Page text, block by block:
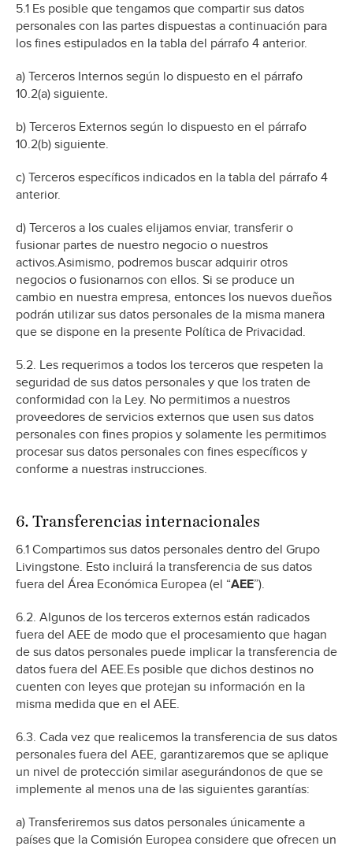
5.1 Es posible que tengamos que compartir sus datos
personales con las partes dispuestas a continuación para
los fines estipulados en la tabla del párrafo 4 anterior.
a) Terceros Internos según lo dispuesto en el párrafo
10.2(a) siguiente.
b) Terceros Externos según lo dispuesto en el párrafo
10.2(b) siguiente.
c) Terceros específicos indicados en la tabla del párrafo 4
anterior.
d) Terceros a los cuales elijamos enviar, transferir o
fusionar partes de nuestro negocio o nuestros
activos.Asimismo, podremos buscar adquirir otros
negocios o fusionarnos con ellos. Si se produce un
cambio en nuestra empresa, entonces los nuevos dueños
podrán utilizar sus datos personales de la misma manera
que se dispone en la presente Política de Privacidad.
5.2. Les requerimos a todos los terceros que respeten la
seguridad de sus datos personales y que los traten de
conformidad con la Ley. No permitimos a nuestros
proveedores de servicios externos que usen sus datos
personales con fines propios y solamente les permitimos
procesar sus datos personales con fines específicos y
conforme a nuestras instrucciones.
6. Transferencias internacionales
6.1 Compartimos sus datos personales dentro del Grupo
Livingstone. Esto incluirá la transferencia de sus datos
fuera del Área Económica Europea (el “AEE”).
6.2. Algunos de los terceros externos están radicados
fuera del AEE de modo que el procesamiento que hagan
de sus datos personales puede implicar la transferencia de
datos fuera del AEE.Es posible que dichos destinos no
cuenten con leyes que protejan su información en la
misma medida que en el AEE.
6.3. Cada vez que realicemos la transferencia de sus datos
personales fuera del AEE, garantizaremos que se aplique
un nivel de protección similar asegurándonos de que se
implemente al menos una de las siguientes garantías:
a) Transferiremos sus datos personales únicamente a
países que la Comisión Europea considere que ofrecen un